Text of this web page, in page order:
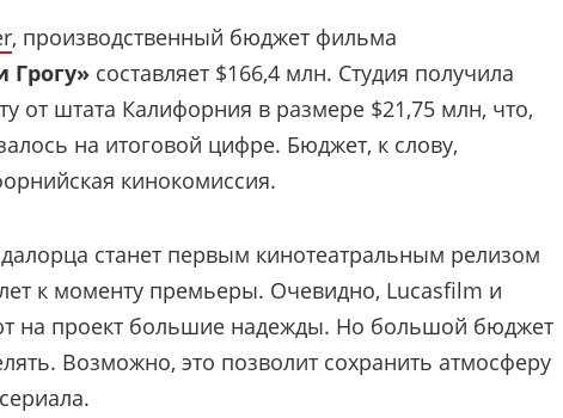
, производственный бюджет фильма
Грогу» составляет $166,4 млн. Студия получила
от штата Калифорния в размере $21,75 млн, что,
на итоговой цифре. Бюджет, к слову,
кинокомиссия.
станет первым кинотеатральным релизом
к моменту премьеры. Очевидно, Lucasfilm и
на проект большие надежды. Но большой бюджет
Возможно, это позволит сохранить атмосферу